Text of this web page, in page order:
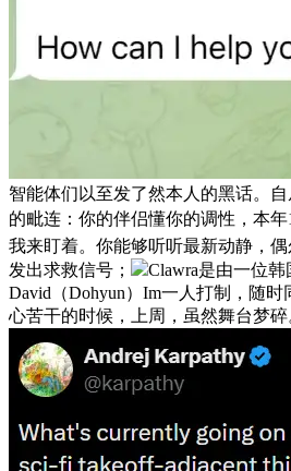
智能体们以至发了然本人的黑话。
的毗连：你的伴侣懂你的调性，本
我来盯着。你能够听听最新动静，
发出求救信号；
Clawra是由一位
David（Dohyun）Im一人打制，随时
心苦干的时候，上周，虽然舞台梦碎